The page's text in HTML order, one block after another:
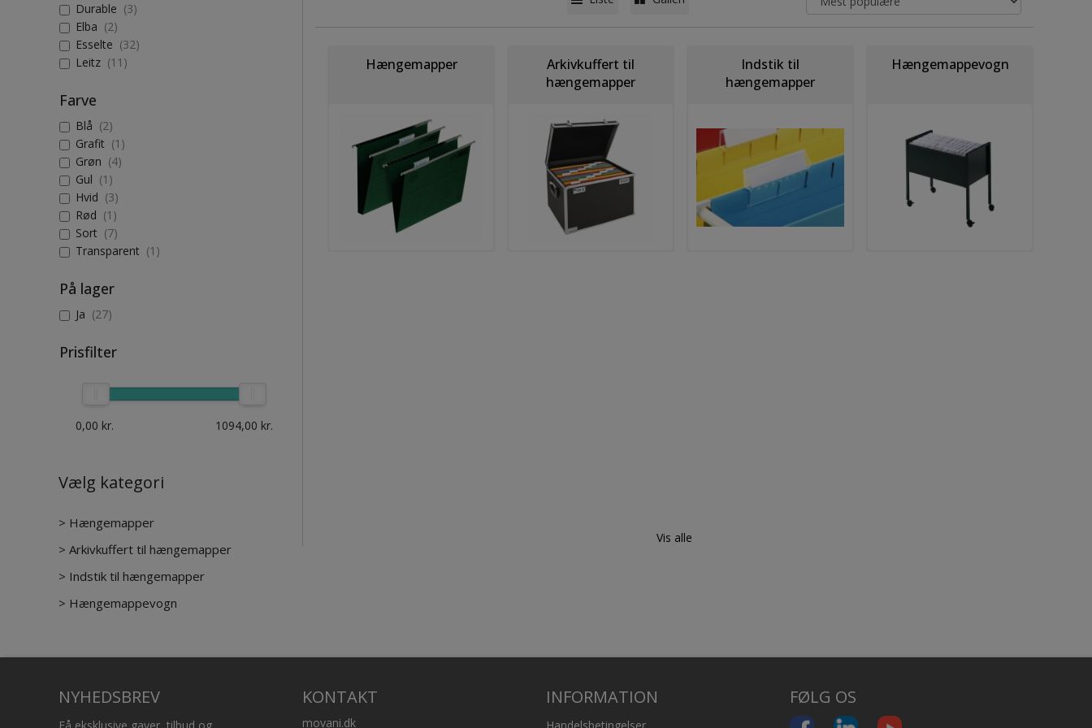
Durable (3)
Elba (2)
Esselte (32)
Leitz (11)
Farve
Blå (2)
Grafit (1)
Grøn (4)
Gul (1)
Hvid (3)
Rød (1)
Sort (7)
Transparent (1)
På lager
Ja (27)
Prisfilter
0,00 kr. 1094,00 kr.
Vælg kategori
> Hængemapper
> Arkivkuffert til hængemapper
> Indstik til hængemapper
> Hængemappevogn
Hængemapper
Arkivkuffert til
hængemapper
Indstik til
hængemapper
Hængemappevogn
Vis alle
NYHEDSBREV KONTAKT
movani.dk
INFORMATION FØLG OS